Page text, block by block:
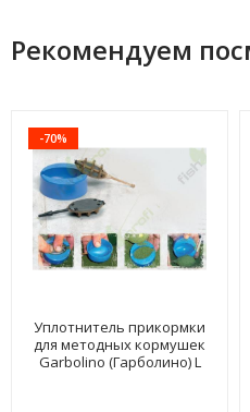
Рекомендуем
-70%
Уплотнитель прикормки
для методных кормушек
Garbolino (Гарболино) L